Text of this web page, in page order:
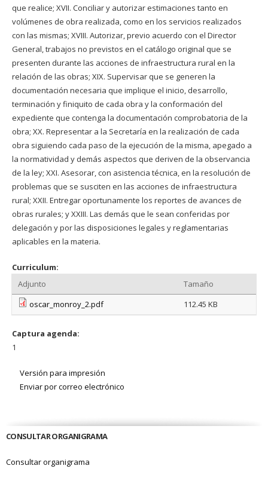
que realice; XVII. Conciliar y autorizar estimaciones tanto en
volúmenes de obra realizada, como en los servicios realizados
con las mismas; XVIII. Autorizar, previo acuerdo con el Director
General, trabajos no previstos en el catálogo original que se
presenten durante las acciones de infraestructura rural en la
relación de las obras; XIX. Supervisar que se generen la
documentación necesaria que implique el inicio, desarrollo,
terminación y finiquito de cada obra y la conformación del
expediente que contenga la documentación comprobatoria de la
obra; XX. Representar a la Secretaría en la realización de cada
obra siguiendo cada paso de la ejecución de la misma, apegado a
la normatividad y demás aspectos que deriven de la observancia
de la ley; XXI. Asesorar, con asistencia técnica, en la resolución de
problemas que se susciten en las acciones de infraestructura
rural; XXII. Entregar oportunamente los reportes de avances de
obras rurales; y XXIII. Las demás que le sean conferidas por
delegación y por las disposiciones legales y reglamentarias
aplicables en la materia.
Curriculum:
Adjunto
Tamaño
oscar_monroy_2.pdf
112.45 KB
Captura agenda:
1
Versión para impresión
Enviar por correo electrónico
CONSULTAR ORGANIGRAMA
Consultar organigrama